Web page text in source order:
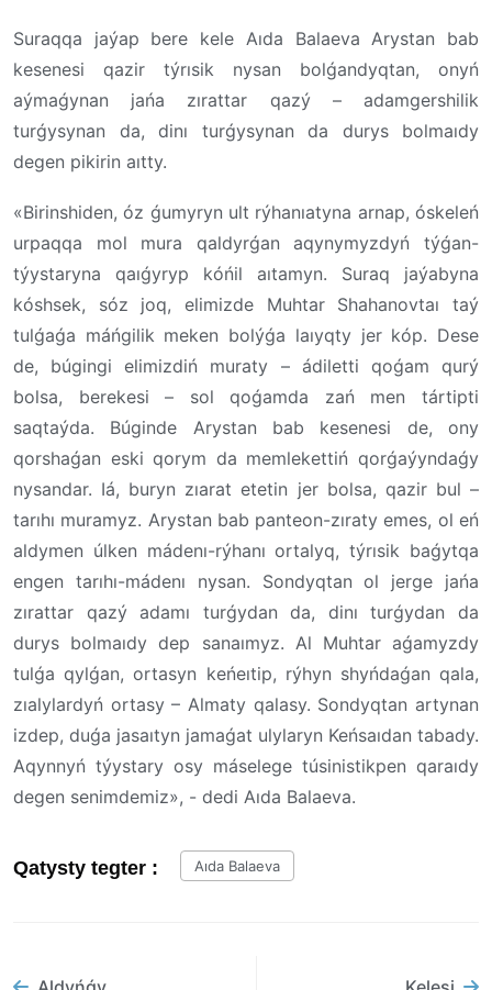
Suraqqa jaýap bere kele Aıda Balaeva Arystan bab
kesenesi qazir týrısik nysan bolǵandyqtan, onyń
aýmaǵynan jańa zırattar qazý – adamgershilik
turǵysynan da, dinı turǵysynan da durys bolmaıdy
degen pikirin aıtty.
«Birinshiden, óz ǵumyryn ult rýhanıatyna arnap, óskeleń
urpaqqa mol mura qaldyrǵan aqynymyzdyń týǵan-
týystaryna qaıǵyryp kóńil aıtamyn. Suraq jaýabyna
kóshsek, sóz joq, elimizde Muhtar Shahanovtaı taý
tulǵaǵa máńgilik meken bolýǵa laıyqty jer kóp. Dese
de, búgingi elimizdiń muraty – ádiletti qoǵam qurý
bolsa, berekesi – sol qoǵamda zań men tártipti
saqtaýda. Búginde Arystan bab kesenesi de, ony
qorshaǵan eski qorym da memlekettiń qorǵaýyndaǵy
nysandar. Iá, buryn zıarat etetin jer bolsa, qazir bul –
tarıhı muramyz. Arystan bab panteon-zıraty emes, ol eń
aldymen úlken mádenı-rýhanı ortalyq, týrısik baǵytqa
engen tarıhı-mádenı nysan. Sondyqtan ol jerge jańa
zırattar qazý adamı turǵydan da, dinı turǵydan da
durys bolmaıdy dep sanaımyz. Al Muhtar aǵamyzdy
tulǵa qylǵan, ortasyn keńeıtip, rýhyn shyńdaǵan qala,
zıalylardyń ortasy – Almaty qalasy. Sondyqtan artynan
izdep, duǵa jasaıtyn jamaǵat ulylaryn Keńsaıdan tabady.
Aqynnyń týystary osy máselege túsinistikpen qaraıdy
degen senimdemiz», - dedi Aıda Balaeva.
Qatysty tegter : Aıda Balaeva